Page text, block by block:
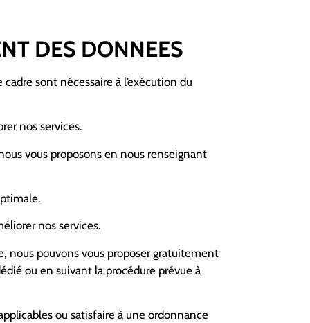
DES DONNEES
sont nécessaire à l’exécution du
nos services.
vous proposons en nous renseignant
nos services.
nous pouvons vous proposer gratuitement
ou en suivant la procédure prévue à
ou satisfaire à une ordonnance